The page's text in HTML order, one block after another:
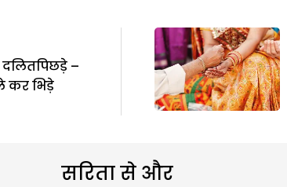
–
कर भिड़े
सरिता से और